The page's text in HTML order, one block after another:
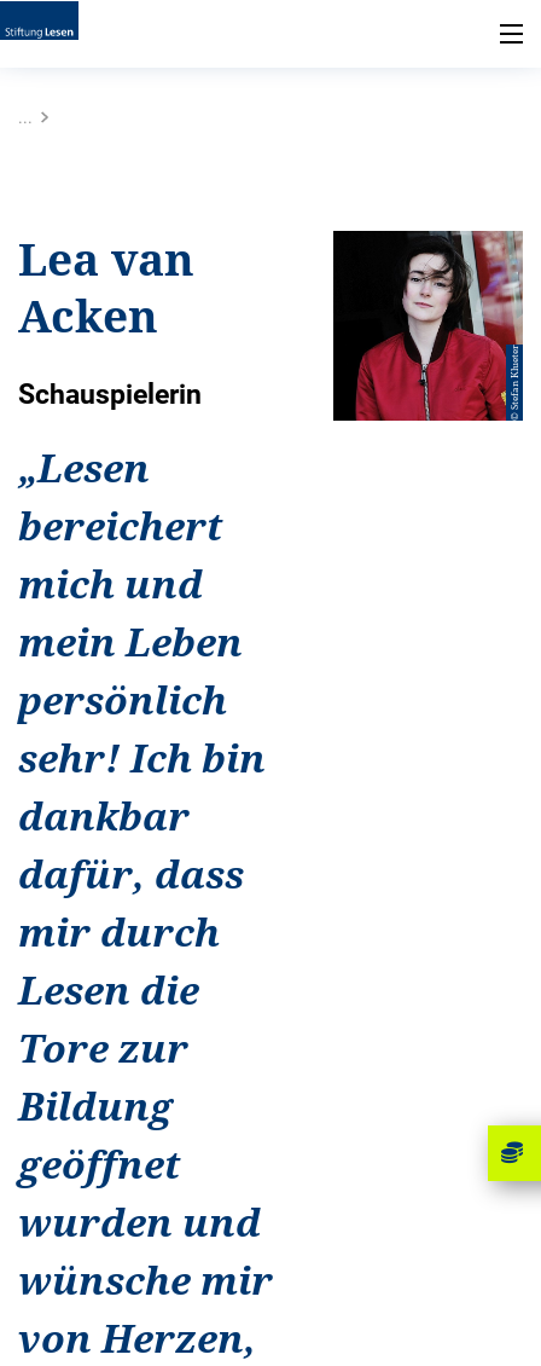
...
Lea van
Acken
Schauspielerin
„Lesen
bereichert
mich und
mein Leben
persönlich
sehr! Ich bin
dankbar
dafür, dass
mir durch
Lesen die
Tore zur
Bildung
geöffnet
wurden und
wünsche mir
von Herzen,
© Stefan Klueter